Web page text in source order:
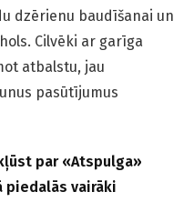
dzērienu baudīšanai un
Cilvēki ar garīga
atbalstu, jau
pasūtījumus
kļūst par «Atspulga»
piedalās vairāki